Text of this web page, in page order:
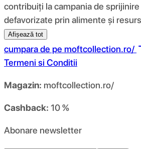
contribuiți la campania de
defavorizate prin alimente și
Afișează tot
cumpara de pe moftcollection.ro/
Termeni si Conditii
Magazin: moftcollection.ro/
Cashback: 10 %
Abonare newsletter